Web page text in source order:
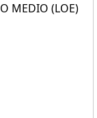
MEDIO (LOE)